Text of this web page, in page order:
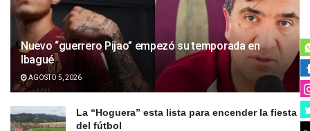
Nuevo “guerrero Pijao” empezó su temporada en
Ibagué
AGOSTO 5, 2026
La “Hoguera” esta lista para encender la fiesta
del fútbol